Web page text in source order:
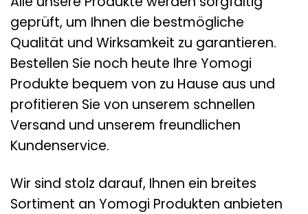
geprüft, um Ihnen die bestmögliche
Qualität und Wirksamkeit zu garantieren.
Bestellen Sie noch heute Ihre Yomogi
Produkte bequem von zu Hause aus und
profitieren Sie von unserem schnellen
Versand und unserem freundlichen
Kundenservice.
Wir sind stolz darauf, Ihnen ein breites
Sortiment an Yomogi Produkten anbieten